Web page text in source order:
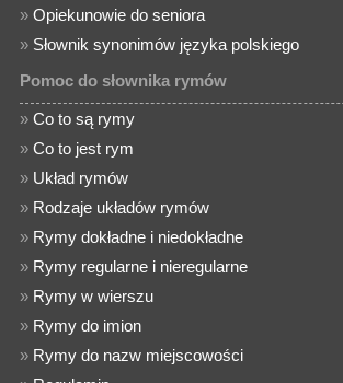
»Opiekunowie do seniora
» Słownik synonimów języka polskiego
Pomoc do słownika rymów
»Co to są rymy
»Co to jest rym
» Układ rymów
» Rodzaje układów rymów
» Rymy dokładne i niedokładne
» Rymy regularne i nieregularne
» Rymy w wierszu
» Rymy do imion
» Rymy do nazw miejscowości